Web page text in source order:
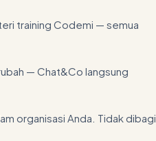
training Codemi — semua
— Chat&Co langsung
organisasi Anda. Tidak dibagi